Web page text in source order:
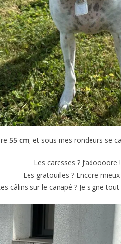
55 cm, et sous mes rondeurs se
Les caresses ? J’adoooore !
Les gratouilles ? Encore mieux
câlins sur le canapé ? Je signe